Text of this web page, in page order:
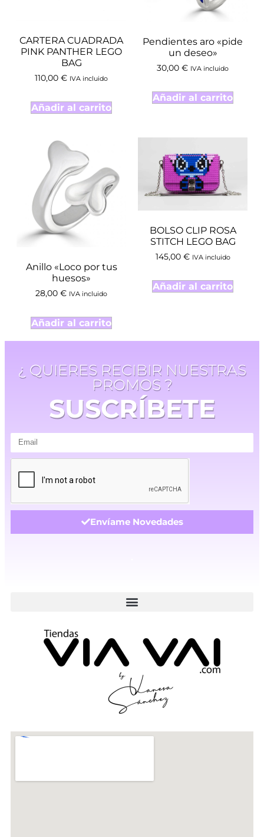
CARTERA CUADRADA
PINK PANTHER LEGO
BAG
110,00 € IVA incluido
Añadir al carrito
Pendientes aro «pide
un deseo»
30,00 € IVA incluido
Añadir al carrito
Anillo «Loco por tus
huesos»
28,00 € IVA incluido
Añadir al carrito
BOLSO CLIP ROSA
STITCH LEGO BAG
145,00 € IVA incluido
Añadir al carrito
¿ QUIERES RECIBIR NUESTRAS
PROMOS ?
SUSCRÍBETE
Envíame Novedades